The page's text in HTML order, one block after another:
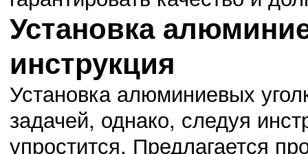
Установка
инструкция
Установка алюминиевых
задачей, однако, следуя
упростится. Предлагается